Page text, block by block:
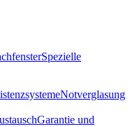
Spezielle
Notverglasung
Garantie und